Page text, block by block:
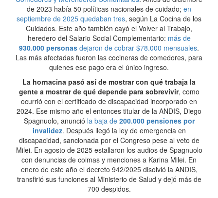
de 2023 había 50 políticas nacionales de cuidado; en
septiembre de 2025 quedaban tres, según La Cocina de los
Cuidados. Este año también cayó el Volver al Trabajo,
heredero del Salario Social Complementario: más de
930.000 personas dejaron de cobrar $78.000 mensuales.
Las más afectadas fueron las cocineras de comedores, para
quienes ese pago era el único ingreso.
La hornacina pasó así de mostrar con qué trabaja la
gente a mostrar de qué depende para sobrevivir, como
ocurrió con el certificado de discapacidad incorporado en
2024. Ese mismo año el entonces titular de la ANDIS, Diego
Spagnuolo, anunció la baja de 200.000 pensiones por
invalidez. Después llegó la ley de emergencia en
discapacidad, sancionada por el Congreso pese al veto de
Milei. En agosto de 2025 estallaron los audios de Spagnuolo
con denuncias de coimas y menciones a Karina Milei. En
enero de este año el decreto 942/2025 disolvió la ANDIS,
transfirió sus funciones al Ministerio de Salud y dejó más de
700 despidos.